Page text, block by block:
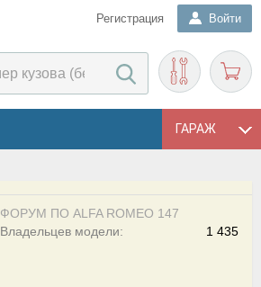
Регистрация Войти
ГАРАЖ
ФОРУМ ПО ALFA ROMEO 147
1 435
Владельцев модели: